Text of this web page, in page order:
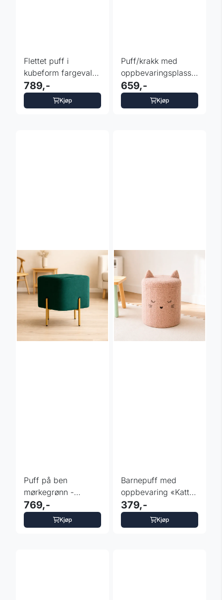
Flettet puff i
kubeform fargevalg
- 40x40x40 cm
789,-
Kjøp
Puff/krakk med
oppbevaringsplass
38x38x38 cm -
brun
659,-
Kjøp
Puff på ben
mørkegrønn -
35x35x40 cm
769,-
Kjøp
Barnepuff med
oppbevaring «Katt»
- 28x28x34 cm
379,-
Kjøp